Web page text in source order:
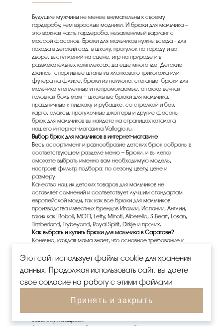
Будущие мужчины не менее внимательны к своему
гардеробу, чем взрослые модники. И брюки для мальчика –
это важная часть гардероба, незаменимый вариант с
массой фасонов. Брюки для мальчиков нужны всегда - для
похода в детский сад, в школу, прогулок по городу и во
дворе, выступлений на сцене, игр на природе и в
развлекательных комплексах, да еще много где. Детские
джинсы, спортивные штаны из хлопкового трикотажа или
футера на флисе, брюки из нейлона, стеганые, брюки для
мальчика утепленные и непромокаемые, а также вечная
головная боль мам – школьные брюки для мальчика,
праздничные к пиджаку и рубашке, со стрелкой и без,
карго, слаксы, прогулочные джоггеры и другие фасоны
брюк для мальчиков вы найдете на страницах каталога
нашего интернет-магазина Vallegio.ru.
Выбор брюк для мальчиков в интернет-магазине
Весь ассортимент и разнообразие детских брюк собраны в
соответствующем разделе меню – Брюки, и вы легко
сможете выбрать именно вам необходимую модель,
настроив фильтр подбора: по сезону, цвету, цене и
размеру.
Качество наших детских товаров для мальчиков не
оставляет сомнений и соответствует лучшим стандартам
европейской моды, так как все брюки для мальчиков
производства известных брендов Италии, Испании, Англии,
таких как: Boboli, MOTT, Letty, Minoti, Alberello, S.Beart, Losan,
Timberland, Trybeyond, Royal Spirit, Dirkje и прочих.
Как выбрать и купить брюки для мальчика в Саратове?
Конечно, каждая мама знает, что основное требование к
материалов и удобство. Удобство брюк для мальчиков –
один из важнейших факторов, который может испортить
настроение или наоборот сделать вещь самой любимой в
гардеробе. Поэтому при выборе брюк, на примерке –
обратите внимание на посадку, брюки не должны болтаться
или стеснять ребенка, мешать при ходьбе, для регулировки
может быть использована резина или специальный шнурок.
Такой вариант удобен, если вы предпочитаете брать брюки
мальчику на вырост.
Этот сайт использует файлы cookie для хранения
данных. Продолжая использовать сайт, вы даете
свое согласие на работу с этими файлами
Принять и закрыть